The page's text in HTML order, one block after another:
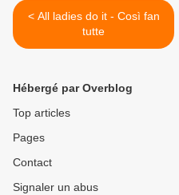
< All ladies do it - Così fan
tutte
Hébergé par Overblog
Top articles
Pages
Contact
Signaler un abus